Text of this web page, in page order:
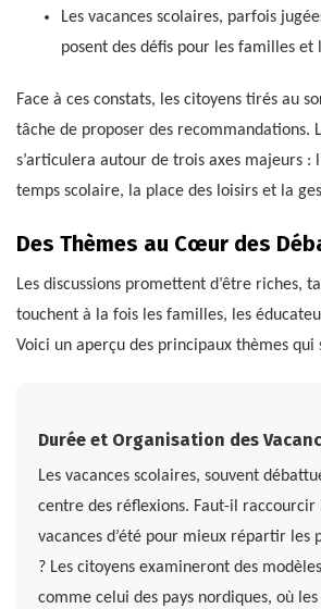
Les vacances scolaires, parfois
posent des défis pour les familles et
Face à ces constats, les citoyens tirés au
tâche de proposer des recommandations.
s’articulera autour de trois axes majeurs :
temps scolaire, la place des loisirs et la
Des Thèmes au Cœur des
Les discussions promettent d’être riches,
touchent à la fois les familles, les
Voici un aperçu des principaux thèmes qui
Durée et Organisation des
Les vacances scolaires, souvent
centre des réflexions. Faut-il raccourcir
vacances d’été pour mieux répartir les
? Les citoyens examineront des
comme celui des pays nordiques, où